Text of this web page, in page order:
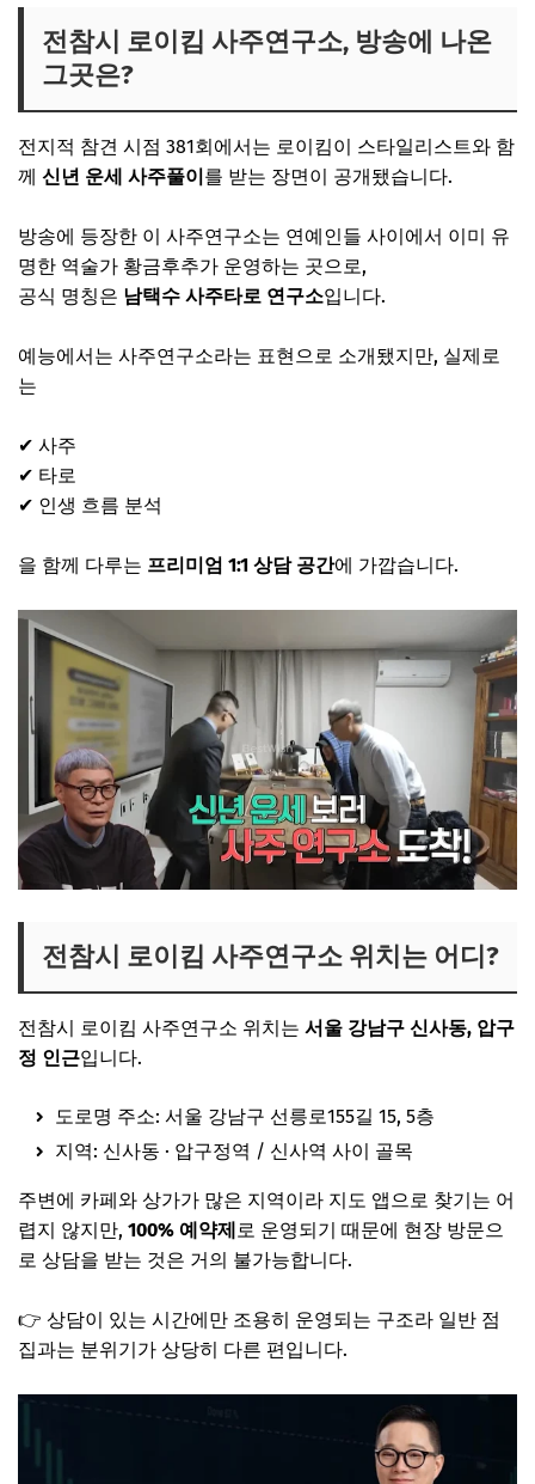
전참시 로이킴 사주연구소, 방송에 나온
그곳은?
전지적 참견 시점 381회에서는 로이킴이 스타일리스트와 함
께 신년 운세 사주풀이를 받는 장면이 공개됐습니다.
방송에 등장한 이 사주연구소는 연예인들 사이에서 이미 유
명한 역술가 황금후추가 운영하는 곳으로,
공식 명칭은 남택수 사주타로 연구소입니다.
예능에서는 사주연구소라는 표현으로 소개됐지만, 실제로
는
✔ 사주
✔ 타로
✔ 인생 흐름 분석
을 함께 다루는 프리미엄 1:1 상담 공간에 가깝습니다.
전참시 로이킴 사주연구소 위치는 어디?
전참시 로이킴 사주연구소 위치는 서울 강남구 신사동, 압구
정 인근입니다.
도로명 주소: 서울 강남구 선릉로155길 15, 5층
지역: 신사동 · 압구정역 / 신사역 사이 골목
주변에 카페와 상가가 많은 지역이라 지도 앱으로 찾기는 어
렵지 않지만, 100% 예약제로 운영되기 때문에 현장 방문으
로 상담을 받는 것은 거의 불가능합니다.
👉 상담이 있는 시간에만 조용히 운영되는 구조라 일반 점
집과는 분위기가 상당히 다른 편입니다.